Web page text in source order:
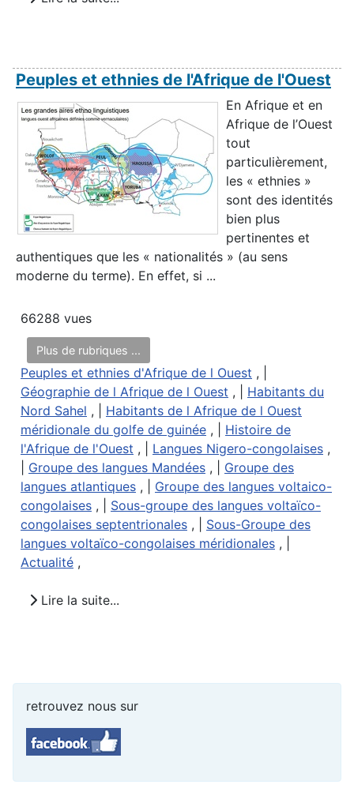
Peuples et ethnies de l'Afrique de l'Ouest
En Afrique et en
Afrique de l’Ouest
tout
particulièrement,
les « ethnies »
sont des identités
bien plus
pertinentes et
authentiques que les « nationalités » (au sens
moderne du terme). En effet, si ...
66288 vues
Plus de rubriques ...
Peuples et ethnies d'Afrique de l Ouest , |
Géographie de l Afrique de l Ouest , | Habitants du
Nord Sahel , | Habitants de l Afrique de l Ouest
méridionale du golfe de guinée , | Histoire de
l'Afrique de l'Ouest , | Langues Nigero-congolaises ,
Groupe des langues Mandées , | Groupe des
langues atlantiques , | Groupe des langues voltaico-
congolaises , | Sous-groupe des langues voltaïco-
congolaises septentrionales , | Sous-Groupe des
langues voltaïco-congolaises méridionales , |
Actualité ,
Lire la suite...
retrouvez nous sur